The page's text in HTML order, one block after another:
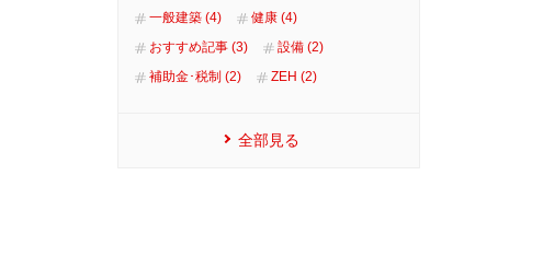
一般建築 (4)
健康 (4)
おすすめ記事 (3)
設備 (2)
補助金･税制 (2)
ZEH (2)
全部見る